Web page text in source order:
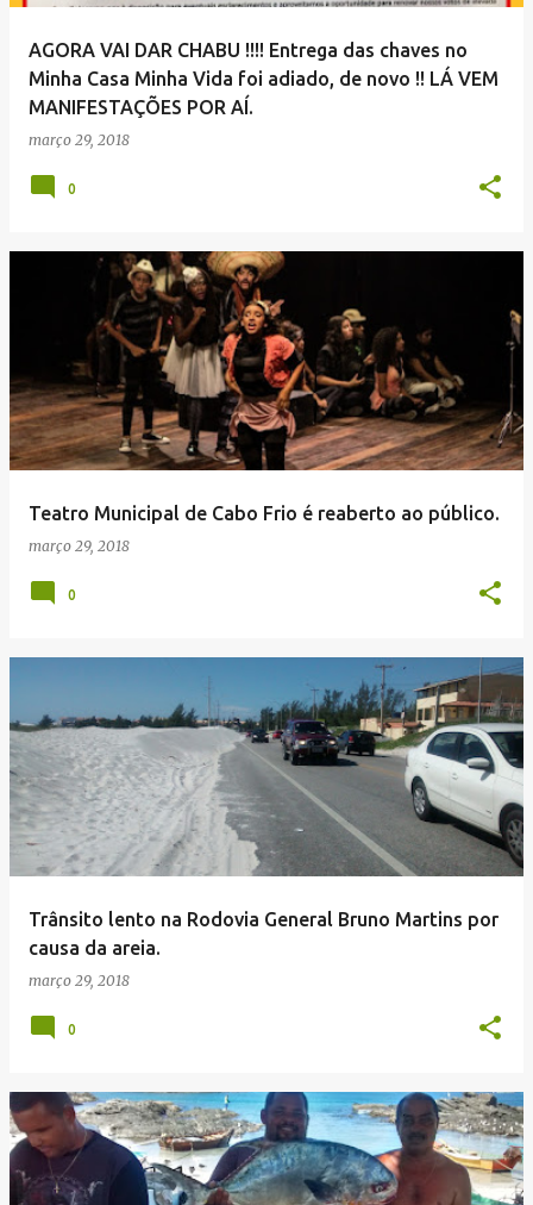
AGORA VAI DAR CHABU !!!! Entrega das chaves no
Minha Casa Minha Vida foi adiado, de novo !! LÁ VEM
MANIFESTAÇÕES POR AÍ.
março 29, 2018
0
Teatro Municipal de Cabo Frio é reaberto ao público.
março 29, 2018
0
Trânsito lento na Rodovia General Bruno Martins por
causa da areia.
março 29, 2018
0